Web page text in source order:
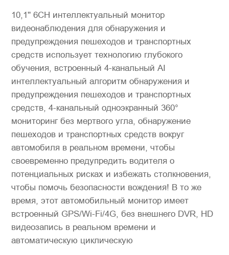
10,1'' 6CH интеллектуальный монитор
видеонаблюдения для обнаружения и
предупреждения пешеходов и транспортных
средств использует технологию глубокого
обучения, встроенный 4-канальный AI
интеллектуальный алгоритм обнаружения и
предупреждения пешеходов и транспортных
средств, 4-канальный одноэкранный 360°
мониторинг без мертвого угла, обнаружение
пешеходов и транспортных средств вокруг
автомобиля в реальном времени, чтобы
своевременно предупредить водителя о
потенциальных рисках и избежать столкновения,
чтобы помочь безопасности вождения! В то же
время, этот автомобильный монитор имеет
встроенный GPS/Wi-Fi/4G, без внешнего DVR, HD
видеозапись в реальном времени и
автоматическую циклическую